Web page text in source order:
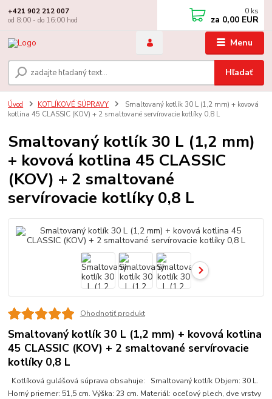
Menu
Hľadať
+421 902 212 007
od 8:00 - do 16:00 hod
0 ks
za 0,00 EUR
Úvod KOTLÍKOVÉ SÚPRAVY
Smaltovaný kotlík 30 L (1,2 mm) + kovová
kotlina 45 CLASSIC (KOV) + 2 smaltované servírovacie kotlíky 0,8 L
Smaltovaný kotlík 30 L (1,2 mm)
+ kovová kotlina 45 CLASSIC
(KOV) + 2 smaltované
servírovacie kotlíky 0,8 L
Ohodnotiť produkt
Smaltovaný kotlík 30 L (1,2 mm) + kovová kotlina
45 CLASSIC (KOV) + 2 smaltované servírovacie
kotlíky 0,8 L
Kotlíková gulášová súprava obsahuje: Smaltovaný kotlík Objem: 30 L.
Horný priemer: 51,5 cm. Výška: 23 cm. Materiál: oceľový plech, dve vrstvy